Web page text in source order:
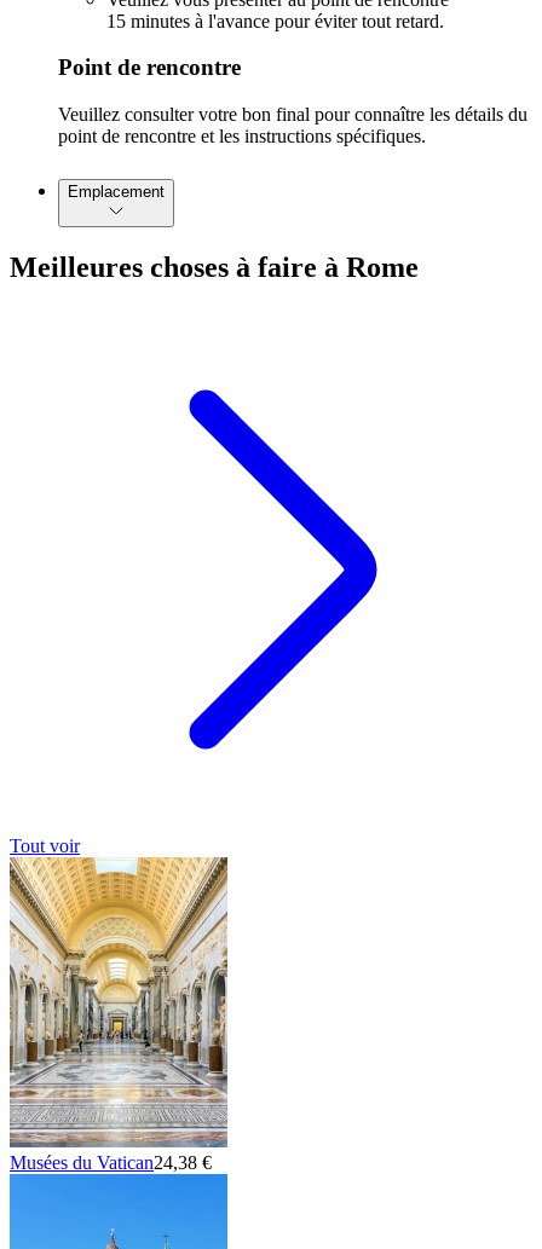
15 minutes à l'avance pour éviter tout retard.
Point de rencontre
Veuillez consulter votre bon final pour connaître les détails du
point de rencontre et les instructions spécifiques.
Emplacement
Meilleures choses à faire à Rome
Tout voir
Musées du Vatican24,38 €